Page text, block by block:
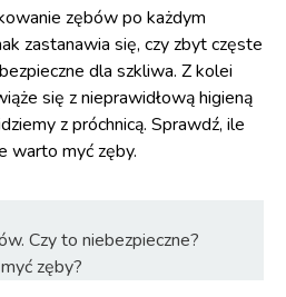
zębów po każdym
zastanawia się, czy zbyt częste
dla szkliwa. Z kolei
się z nieprawidłową higieną
z próchnicą. Sprawdź, ile
warto myć zęby.
Czy to niebezpieczne?
zęby?